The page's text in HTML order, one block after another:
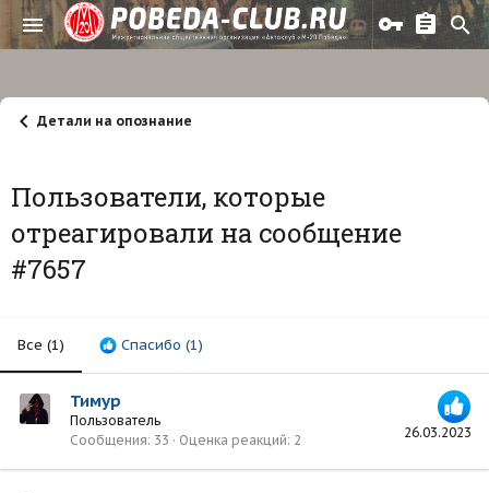
Детали на опознание
Пользователи, которые
отреагировали на сообщение
#7657
Все (1) Спасибо (1)
26.03.2023
Тимур
Пользователь
Сообщения 33 Оценка реакций 2